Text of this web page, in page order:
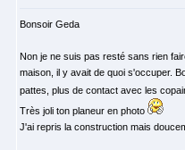
Bonsoir Geda
Non je ne suis pas resté sans rien
maison, il y avait de quoi s'occuper.
pattes, plus de contact avec les
Très joli ton planeur en photo
J'ai repris la construction mais